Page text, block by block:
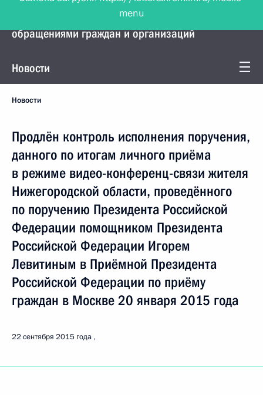
Управление Президента по работе с
обращениями граждан и организаций
Новости
Новости
Продлён контроль исполнения поручения,
данного по итогам личного приёма
в режиме видео-конференц-связи жителя
Нижегородской области, проведённого
по поручению Президента Российской
Федерации помощником Президента
Российской Федерации Игорем
Левитиным в Приёмной Президента
Российской Федерации по приёму
граждан в Москве 20 января 2015 года
22 сентября 2015 года
menu